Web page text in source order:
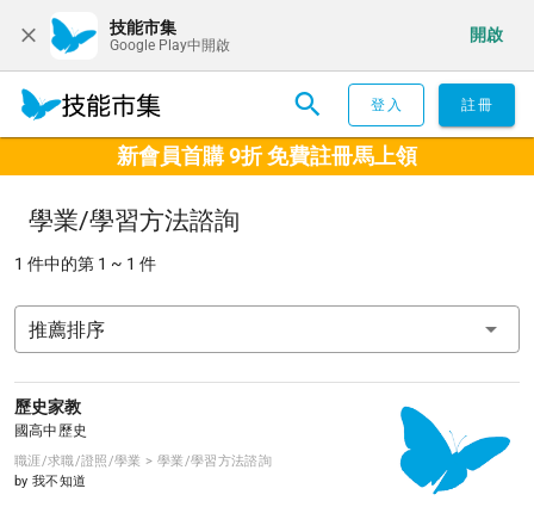
技能市集
Google Play中開啟
開啟
登入 註冊
新會員首購 9折 免費註冊馬上領
學業/學習方法諮詢
1 件中的第 1 ~ 1 件
推薦排序
歷史家教
國高中歷史
職涯/求職/證照/學業 > 學業/學習方法諮詢
by 我不知道